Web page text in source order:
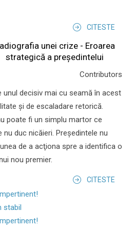
CITESTE
unei crize - Eroarea
strategică a președintelui
Contributors
decisiv mai cu seamă în acest
şi de escaladare retorică.
poate fi un simplu martor ce
duc nicăieri. Preşedintele nu
de a acţiona spre a identifica o
nou premier.
CITESTE
stabil